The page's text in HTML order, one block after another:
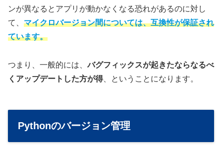
ンが異なるとアプリが動かなくなる恐れがあるのに対し
て、 マイクロバージョン間については、互換性が保証され
ています。
つまり、一般的には、バグフィックスが起きたならなるべ
くアップデートした方が得、ということになります。
Pythonのバージョン管理